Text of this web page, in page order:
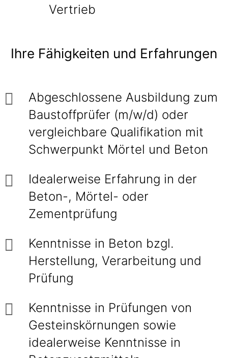
Vertrieb
Ihre Fähigkeiten und Erfahrungen
Abgeschlossene Ausbildung zum
Baustoffprüfer (m/w/d) oder
vergleichbare Qualifikation mit
Schwerpunkt Mörtel und Beton
Idealerweise Erfahrung in der
Beton-, Mörtel- oder
Zementprüfung
Kenntnisse in Beton bzgl.
Herstellung, Verarbeitung und
Prüfung
Kenntnisse in Prüfungen von
Gesteinskörnungen sowie
idealerweise Kenntnisse in